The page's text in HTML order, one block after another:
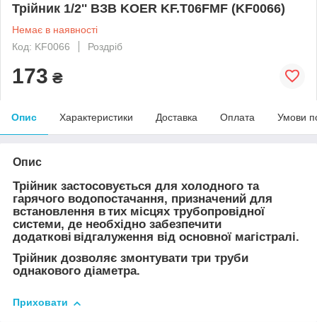
Трійник 1/2'' ВЗВ KOER KF.T06FMF (KF0066)
Немає в наявності
Код: KF0066
Роздріб
173 ₴
Опис Характеристики Доставка Оплата Умови
Опис
Трійник застосовується для холодного та
гарячого водопостачання, призначений для
встановлення в тих місцях трубопровідної
системи, де необхідно забезпечити
додаткові відгалуження від основної магістралі.
Трійник дозволяє змонтувати три труби
однакового діаметра.
Приховати